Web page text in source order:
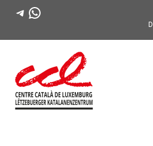
Télégramme
WhatsApp
la
navigation
au
contenu